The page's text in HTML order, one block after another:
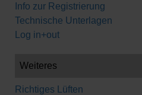
Info zur Registrierung
Technische Unterlagen
Log in+out
Weiteres
Richtiges Lüften